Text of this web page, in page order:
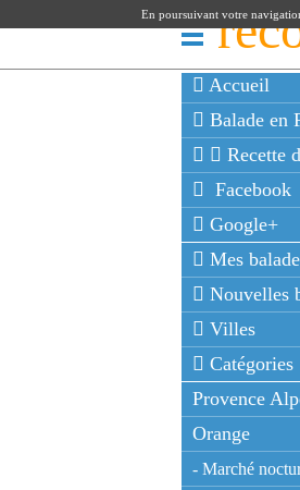
Accueil
Balade en
Recette
Facebook
Google+
Mes
Nouvelles
Villes
Catégories
Provence
Orange
- Marché
En poursuivant votre